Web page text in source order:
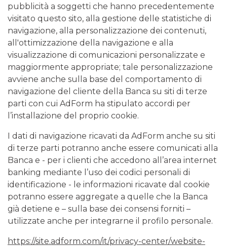
pubblicità a soggetti che hanno precedentemente
visitato questo sito, alla gestione delle statistiche di
navigazione, alla personalizzazione dei contenuti,
all'ottimizzazione della navigazione e alla
visualizzazione di comunicazioni personalizzate e
maggiormente appropriate; tale personalizzazione
avviene anche sulla base del comportamento di
navigazione del cliente della Banca su siti di terze
parti con cui AdForm ha stipulato accordi per
l’installazione del proprio cookie.
I dati di navigazione ricavati da AdForm anche su siti
di terze parti potranno anche essere comunicati alla
Banca e - per i clienti che accedono all’area internet
banking mediante l’uso dei codici personali di
identificazione - le informazioni ricavate dal cookie
potranno essere aggregate a quelle che la Banca
già detiene e – sulla base dei consensi forniti –
utilizzate anche per integrarne il profilo personale.
https://site.adform.com/it/privacy-center/website-